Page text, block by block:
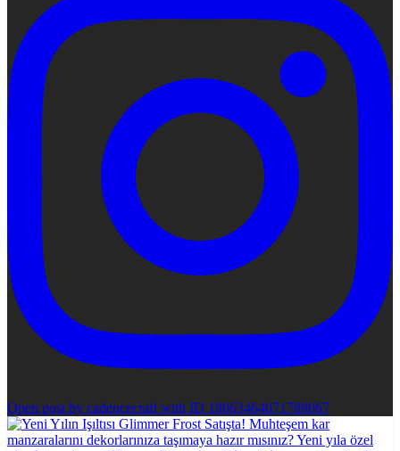
Open post by cadencecraft with ID 18063464071788067